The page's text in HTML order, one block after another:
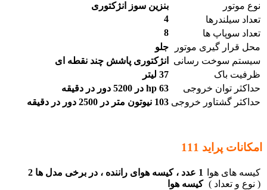
نوع موتور
بنزین سوز انژکتوری
تعداد سیلندرها
4
تعداد سوپاپ ها
8
محل قرار گیری موتور
جلو
سیستم سوخت رسانی
انژکتوری پاشش چند نقطه ای
ظرفیت باک
37 لیتر
حداکثر توان خروجی
63 hp در 5200 دور در دقیقه
حداکثر گشتاور خروجی 103 نیوتون متر در 2500 دور در دقیقه
امکانات پراید 111
کیسه های هوا
( نوع و تعداد )
1 عدد ، کیسه هوای راننده ، در برخی مدل ها 2
کیسه هوا